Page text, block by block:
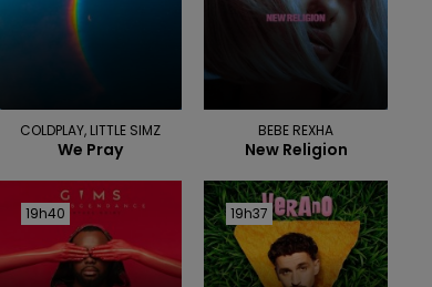
COLDPLAY, LITTLE SIMZ
We Pray
BEBE REXHA
New Religion
19h40
19h40 19h37
19h37